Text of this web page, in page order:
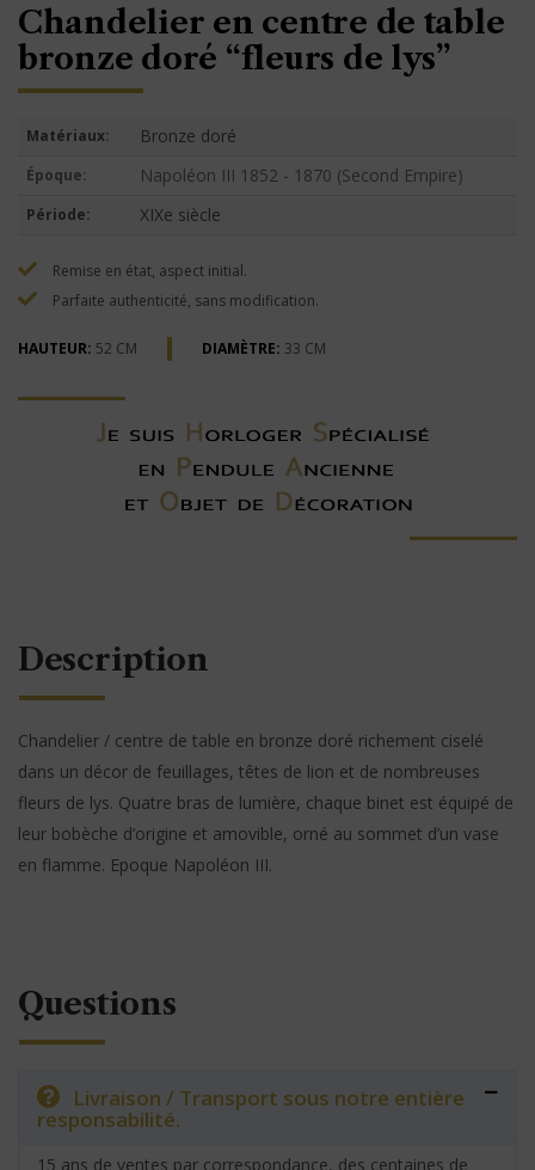
Chandelier en centre de table
bronze doré “fleurs de lys”
Matériaux: Bronze doré
Époque: Napoléon III 1852 - 1870 (Second Empire)
Période: XIXe siècle
Remise en état, aspect initial.
Parfaite authenticité, sans modification.
HAUTEUR: 52 CM DIAMÈTRE: 33 CM
Description
Chandelier / centre de table en bronze doré richement ciselé
dans un décor de feuillages, têtes de lion et de nombreuses
fleurs de lys. Quatre bras de lumière, chaque binet est équipé de
leur bobèche d’origine et amovible, orné au sommet d’un vase
en flamme. Epoque Napoléon III.
Questions
Livraison / Transport sous notre entière
responsabilité.
15 ans de ventes par correspondance, des centaines de